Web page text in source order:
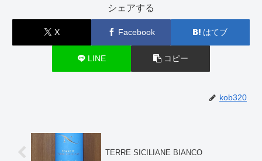
シェアする
X Facebook はてブ
LINE コピー
kob320
TERRE SICILIANE BIANCO